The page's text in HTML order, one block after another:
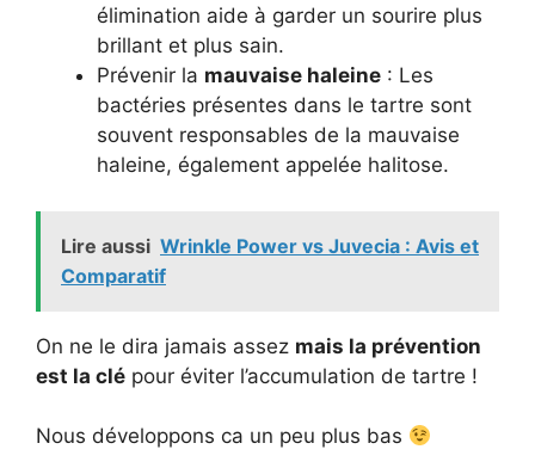
élimination aide à garder un sourire plus
brillant et plus sain.
Prévenir la mauvaise haleine : Les
bactéries présentes dans le tartre sont
souvent responsables de la mauvaise
haleine, également appelée halitose.
Lire aussi Wrinkle Power vs Juvecia : Avis et
Comparatif
On ne le dira jamais assez mais la prévention
est la clé pour éviter l’accumulation de tartre !
Nous développons ca un peu plus bas